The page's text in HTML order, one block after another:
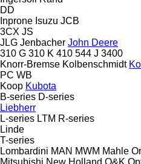
DD
Inprone Isuzu JCB
3CX JS
JLG Jenbacher John Deere
310 G 310 K 410 544 J 3400
Knorr-Bremse Kolbenschmidt
PC WB
Koop Kubota
B-series D-series
Liebherr
L-series LTM R-series
Linde
T-series
Lombardini MAN MWM Mahle
Mitsubishi New Holland O&K